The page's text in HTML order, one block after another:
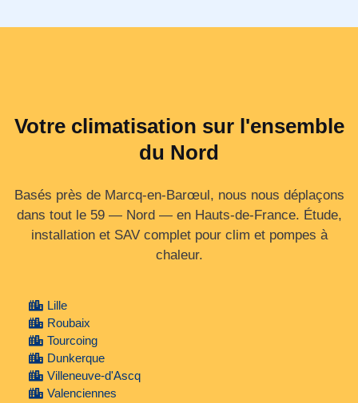
Votre climatisation sur l'ensemble
du Nord
Basés près de Marcq-en-Barœul, nous nous déplaçons
dans tout le 59 — Nord — en Hauts‑de‑France. Étude,
installation et SAV complet pour clim et pompes à
chaleur.
Lille
Roubaix
Tourcoing
Dunkerque
Villeneuve-d'Ascq
Valenciennes